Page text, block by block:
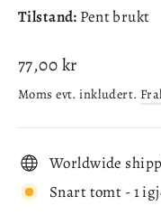
Tilstand: Pent brukt
Ordinær
pris
77,00 kr
Moms evt. inkludert.
Worldwide
Snart tomt - 1